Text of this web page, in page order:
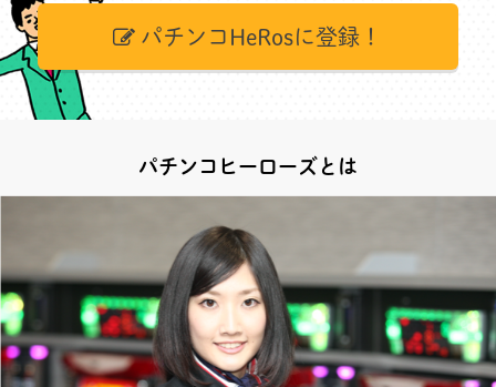
パチンコHeRosに登録！
パチンコヒーローズとは